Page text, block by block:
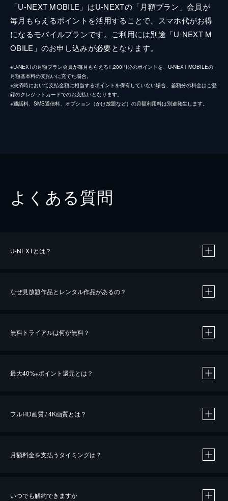
「U-NEXT MOBILE」はU-NEXTの「月額プラン」会員が
毎月もらえるポイントを活用することで、スマホ代がお得
になるモバイルプランです。ご利用には別途「U-NEXT M
OBILE」のお申し込みが必要となります。
※U-NEXTの月額プラン会員が毎月もらえる1,200円分のポイントを、U-NEXT MOBILEの
月額基本料の支払いに充てた場合。
※決済時において支払金額に相当するポイントを保有していない場合、差額分の料金はご登
録のクレジットカードでのお支払いとなります。
※通話料、SMS通信料、オプション（かけ放題など）の月額利用料は別途発生します。
よくある質問
U-NEXTとは？
なぜ見放題作品とレンタル作品があるの？
無料トライアルは何が無料？
最大40%※ポイント還元とは？
※40％ポイント還元の対象は、クレジットカード決済による作品の購入 / レンタルです。
iOSアプリのUコイン決済による作品の購入 / レンタルは、20％のポイント還元です。
フルHD画質 / 4K画質とは？
月額料金を支払うタイミングは？
いつでも解約できますか